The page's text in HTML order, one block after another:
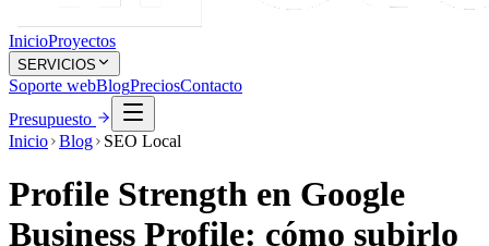
InicioProyectos
SERVICIOS
Soporte webBlogPreciosContacto
Presupuesto
Inicio Blog SEO Local
Profile Strength en Google
Business Profile: cómo subirlo